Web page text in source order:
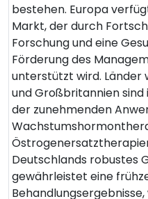
bestehen. Europa
Markt, der durch
Forschung und eine
Förderung des
unterstützt wird. Länder
und Großbritannien sind
der zunehmenden
Deutschlands robustes
gewährleistet eine